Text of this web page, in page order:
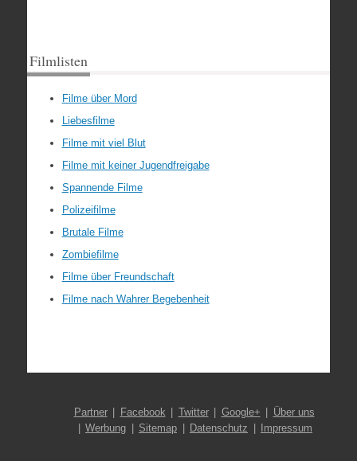
Filmlisten
Filme über Mord
Liebesfilme
Filme mit viel Blut
Filme mit keiner Jugendfreigabe
Spannende Filme
Polizeifilme
Brutale Filme
Zombiefilme
Filme über Freundschaft
Filme nach Wahrer Begebenheit
Partner Facebook Twitter Google+
Über uns
Werbung
Sitemap Datenschutz Impressum